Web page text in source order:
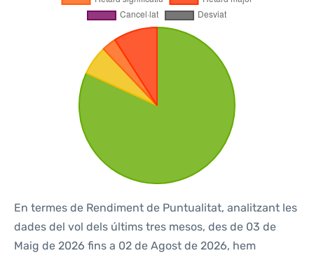
En termes de Rendiment de Puntualitat, analitzant les
dades del vol dels últims tres mesos, des de 03 de
Maig de 2026 fins a 02 de Agost de 2026, hem